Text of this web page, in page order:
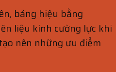
bảng hiệu bằng
liệu kính cường lực khi
nên những ưu điểm